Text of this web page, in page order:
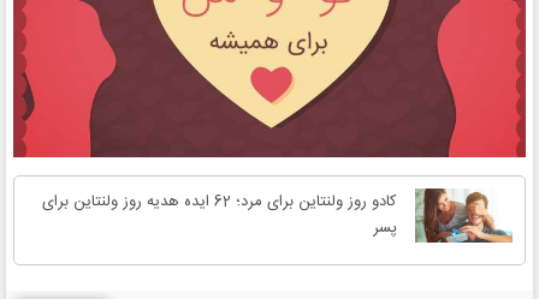
کادو روز ولنتاین برای مرد؛ 62 ایده هدیه روز ولنتاین برای
پسر